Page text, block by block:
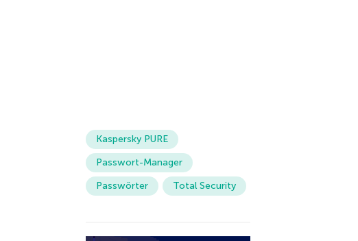
Kaspersky PURE
Passwort-Manager
Passwörter
Total Security